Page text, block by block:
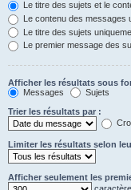
Le titre des sujets et le
Le contenu des messages
Le titre des sujets
Le premier message des
Afficher les résultats sous
Messages
Sujets
Trier les résultats par :
Limiter les résultats selon
Afficher seulement les